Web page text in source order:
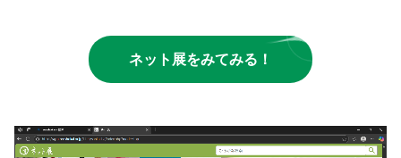
ネット展をみてみる！
動